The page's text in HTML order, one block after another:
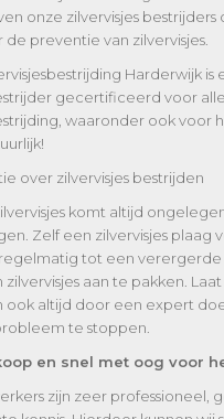
onze zilvervisjes
preventie van zilvervisjes.
Harderwijk is
gecertificeerd voor
waaronder ook voor
over zilvervisjes bestrijden
komt altijd
Zelf een zilvervisjes plaag
tot een verergerde
aan te pakken.
ook altijd door een expert
te stoppen.
en snel met oog voor
zijn zeer professioneel,